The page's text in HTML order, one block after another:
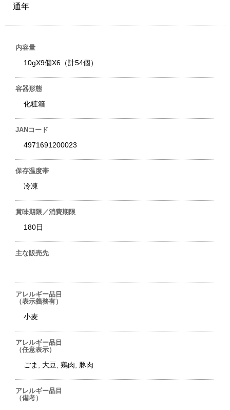
通年
内容量
10gX9個X6（計54個）
容器形態
化粧箱
JANコード
4971691200023
保存温度帯
冷凍
賞味期限／消費期限
180日
主な販売先
アレルギー品目
（表示義務有）
小麦
アレルギー品目
（任意表示）
ごま, 大豆, 鶏肉, 豚肉
アレルギー品目
（備考）